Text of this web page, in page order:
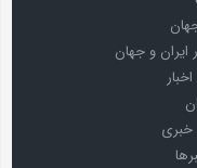
ایران و جهان
خبری